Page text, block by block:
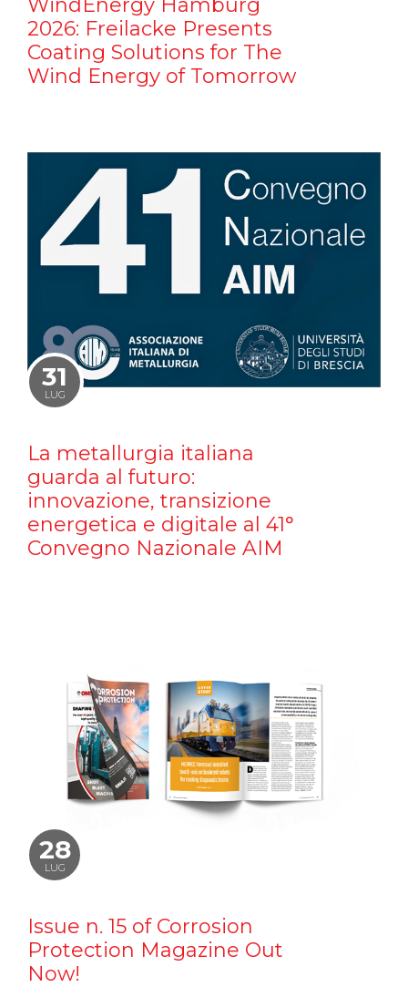
2026: Freilacke Presents
Coating Solutions for The
Wind Energy of Tomorrow
31
LUG
La metallurgia italiana
guarda al futuro:
innovazione, transizione
energetica e digitale al 41°
Convegno Nazionale AIM
28
LUG
Issue n. 15 of Corrosion
Protection Magazine Out
Now!